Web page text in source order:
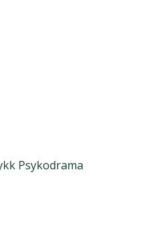
Psykodrama